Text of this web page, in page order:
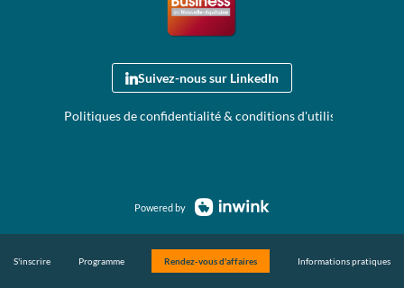
Suivez-nous sur LinkedIn
Politiques de confidentialité & conditions d'utilisation de vos
Powered by
S'inscrire Programme Rendez-vous d'affaires Informations pratiques